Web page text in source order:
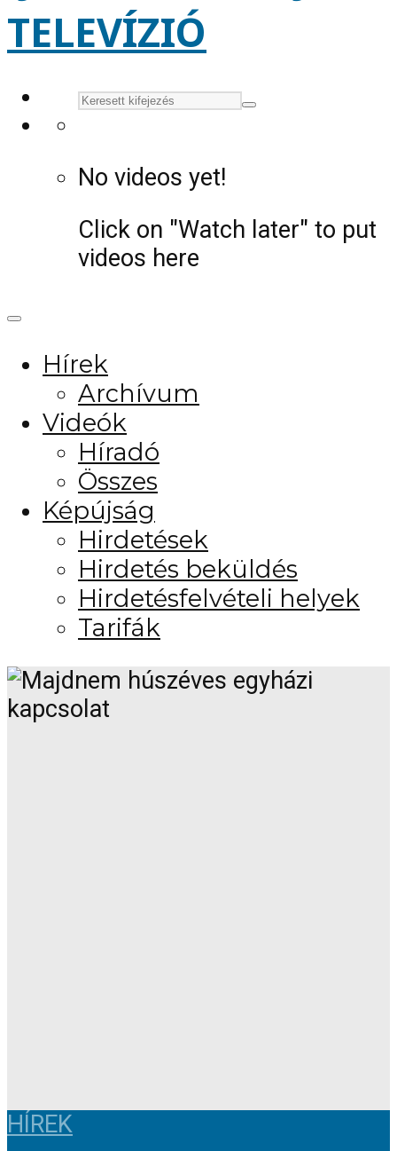
No videos yet!
Click on "Watch later" to put
videos here
Hírek
Archívum
Videók
Híradó
Összes
Képújság
Hirdetések
Hirdetés beküldés
Hirdetésfelvételi helyek
Tarifák
HÍREK